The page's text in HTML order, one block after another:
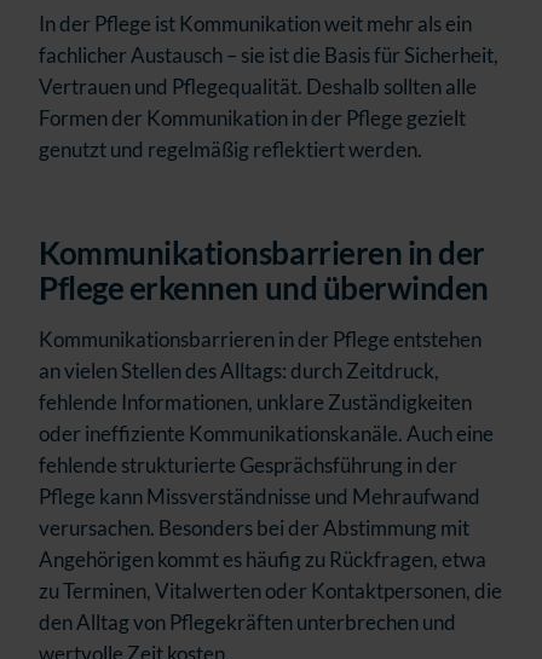
In der Pflege ist Kommunikation weit mehr als ein
fachlicher Austausch – sie ist die Basis für Sicherheit,
Vertrauen und Pflegequalität. Deshalb sollten alle
Formen der Kommunikation in der Pflege gezielt
genutzt und regelmäßig reflektiert werden.
Kommunikationsbarrieren in der
Pflege erkennen und überwinden
Kommunikationsbarrieren in der Pflege entstehen
an vielen Stellen des Alltags: durch Zeitdruck,
fehlende Informationen, unklare Zuständigkeiten
oder ineffiziente Kommunikationskanäle. Auch eine
fehlende strukturierte Gesprächsführung in der
Pflege kann Missverständnisse und Mehraufwand
verursachen. Besonders bei der Abstimmung mit
Angehörigen kommt es häufig zu Rückfragen, etwa
zu Terminen, Vitalwerten oder Kontaktpersonen, die
den Alltag von Pflegekräften unterbrechen und
wertvolle Zeit kosten.